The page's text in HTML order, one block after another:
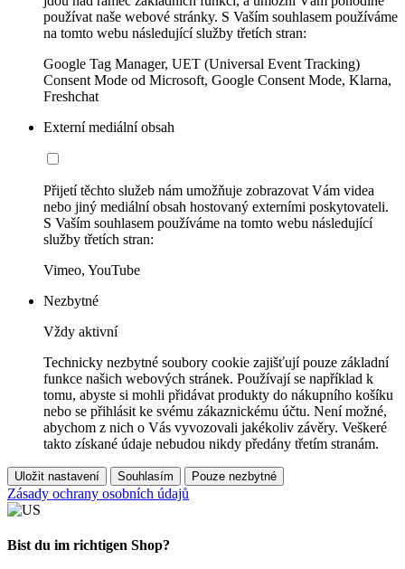
používat naše webové stránky. S Vaším souhlasem používáme
na tomto webu následující služby třetích stran:
Google Tag Manager, UET (Universal Event Tracking)
Consent Mode od Microsoft, Google Consent Mode, Klarna,
Freshchat
Externí mediální obsah
Přijetí těchto služeb nám umožňuje zobrazovat Vám videa
nebo jiný mediální obsah hostovaný externími poskytovateli.
S Vaším souhlasem používáme na tomto webu následující
služby třetích stran:
Vimeo, YouTube
Nezbytné
Vždy aktivní
Technicky nezbytné soubory cookie zajišťují pouze základní
funkce našich webových stránek. Používají se například k
tomu, abyste si mohli přidávat produkty do nákupního košíku
nebo se přihlásit ke svému zákaznickému účtu. Není možné,
abychom z nich o Vás vyvozovali jakékoliv závěry. Veškeré
takto získané údaje nebudou nikdy předány třetím stranám.
Uložit nastavení Souhlasím Pouze nezbytné
Zásady ochrany osobních údajů
Bist du im richtigen Shop?